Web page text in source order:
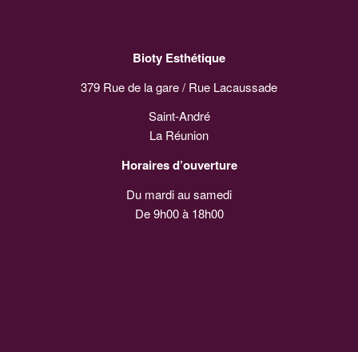
Bioty Esthétique
379 Rue de la gare / Rue Lacaussade
Saint-André
La Réunion
Horaires d’ouverture
Du mardi au samedi
De 9h00 à 18h00